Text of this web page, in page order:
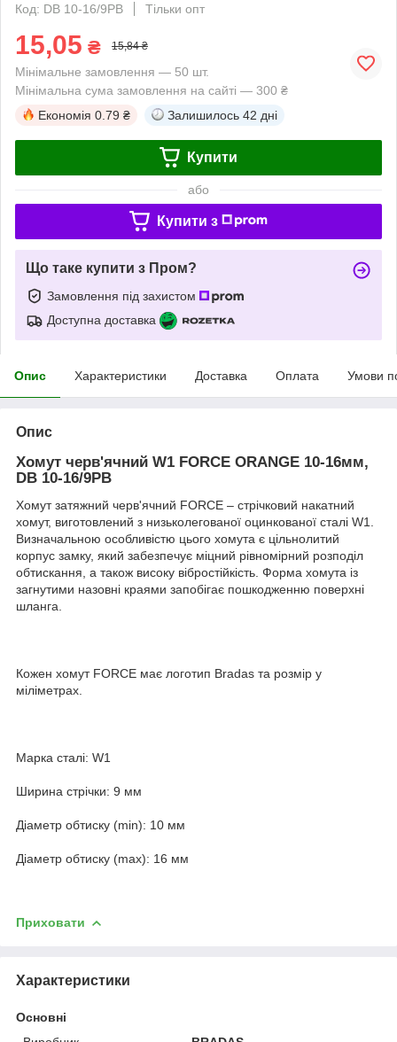
Код: DB 10-16/9PB
Тільки опт
15,05 ₴ 15,84 ₴
Мінімальне замовлення — 50 шт.
Мінімальна сума замовлення на сайті — 300 ₴
Економія 0.79 ₴ Залишилось 42 дні
Купити
або
Купити з
Що таке купити з Пром?
Замовлення під захистом
Доступна доставка
Опис Характеристики Доставка Оплата Умови
Опис
Хомут черв'ячний W1 FORCE ORANGE 10-16мм,
DB 10-16/9PB
Хомут затяжний черв'ячний FORCE – стрічковий накатний
хомут, виготовлений з низьколегованої оцинкованої сталі W1.
Визначальною особливістю цього хомута є цільнолитий
корпус замку, який забезпечує міцний рівномірний розподіл
обтискання, а також високу вібростійкість. Форма хомута із
загнутими назовні краями запобігає пошкодженню поверхні
шланга.
Кожен хомут FORCE має логотип Bradas та розмір у
міліметрах.
Марка сталі: W1
Ширина стрічки: 9 мм
Діаметр обтиску (min): 10 мм
Діаметр обтиску (max): 16 мм
Приховати
Характеристики
Основні